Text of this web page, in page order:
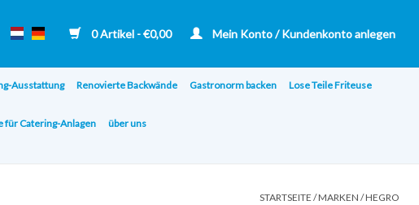
0 Artikel - €0,00 Mein Konto / Kundenkonto anlegen
Ausstattung Renovierte Backwände Gastronorm backen Lose Teile Friteuse
für Catering-Anlagen über uns
STARTSEITE /MARKEN /HEGRO